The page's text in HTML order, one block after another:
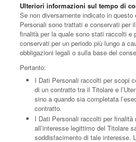
Ulteriori informazioni sul tempo di
Se non diversamente indicato in questo
Personali sono trattati e conservati per
finalità per la quale sono stati raccolti e
conservati per un periodo più lungo a
obbligazioni legali o sulla base del
Pertanto:
I Dati Personali raccolti per scopi
di un contratto tra il Titolare e
sino a quando sia completata
contratto.
I Dati Personali raccolti per finalità
all’interesse legittimo del Titolare
soddisfacimento di tale interesse.